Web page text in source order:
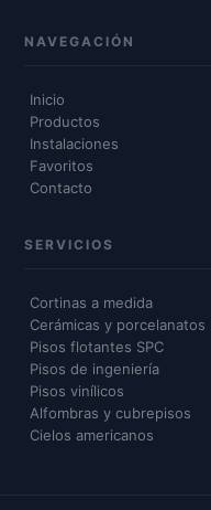
NAVEGACIÓN
Inicio
Productos
Instalaciones
Favoritos
Contacto
SERVICIOS
Cortinas a medida
Cerámicas y porcelanatos
Pisos flotantes SPC
Pisos de ingeniería
Pisos vinílicos
Alfombras y cubrepisos
Cielos americanos